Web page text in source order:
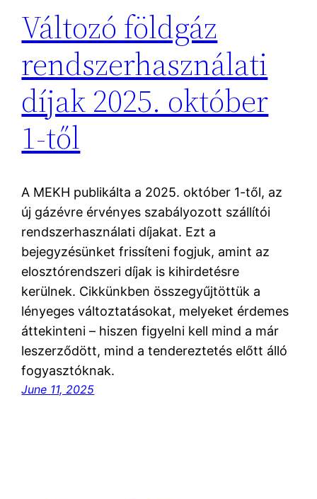
Változó földgáz
rendszerhasználati
díjak 2025. október
1-től
A MEKH publikálta a 2025. október 1-től, az
új gázévre érvényes szabályozott szállítói
rendszerhasználati díjakat. Ezt a
bejegyzésünket frissíteni fogjuk, amint az
elosztórendszeri díjak is kihirdetésre
kerülnek. Cikkünkben összegyűjtöttük a
lényeges változtatásokat, melyeket érdemes
áttekinteni – hiszen figyelni kell mind a már
leszerződött, mind a tendereztetés előtt álló
fogyasztóknak.
June 11, 2025